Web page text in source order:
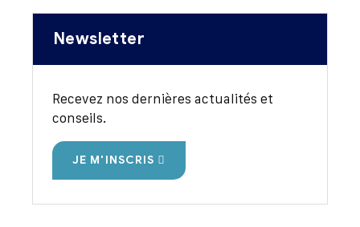
Newsletter
Recevez nos dernières actualités et
conseils.
JE M'INSCRIS